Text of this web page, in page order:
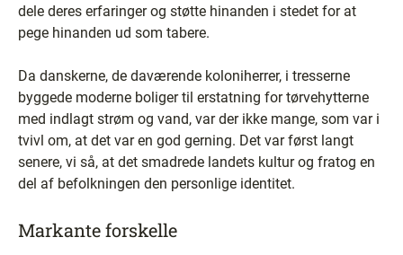
dele deres erfaringer og støtte hinanden i stedet for at
pege hinanden ud som tabere.
Da danskerne, de daværende koloniherrer, i tresserne
byggede moderne boliger til erstatning for tørvehytterne
med indlagt strøm og vand, var der ikke mange, som var i
tvivl om, at det var en god gerning. Det var først langt
senere, vi så, at det smadrede landets kultur og fratog en
del af befolkningen den personlige identitet.
Markante forskelle